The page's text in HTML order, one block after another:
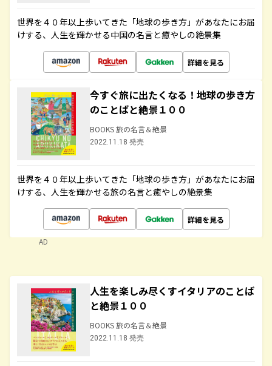
世界を４０年以上歩いてきた「地球の歩き方」があなたにお届
けする、人生を輝かせる中国の名言と癒やしの絶景集
詳細を見る
今すぐ旅に出たくなる！地球の歩き方
のことばと絶景１００
BOOKS 旅の名言＆絶景
2022.11.18 発売
世界を４０年以上歩いてきた「地球の歩き方」があなたにお届
けする、人生を輝かせる旅の名言と癒やしの絶景集
詳細を見る
AD
人生を楽しみ尽くすイタリアのことば
と絶景１００
BOOKS 旅の名言＆絶景
2022.11.18 発売